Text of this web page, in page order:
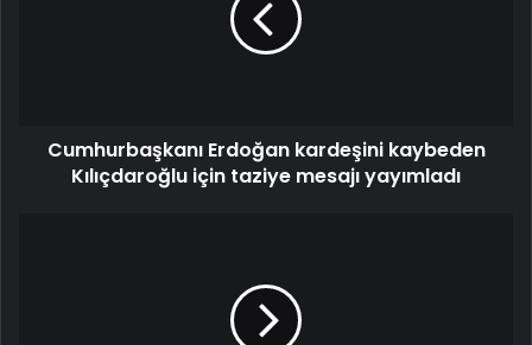
Cumhurbaşkanı Erdoğan kardeşini kaybeden
Kılıçdaroğlu için taziye mesajı yayımladı